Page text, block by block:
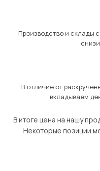
Производство и склады
В отличие от
вкладываем
В итоге цена на нашу
Некоторые позиции